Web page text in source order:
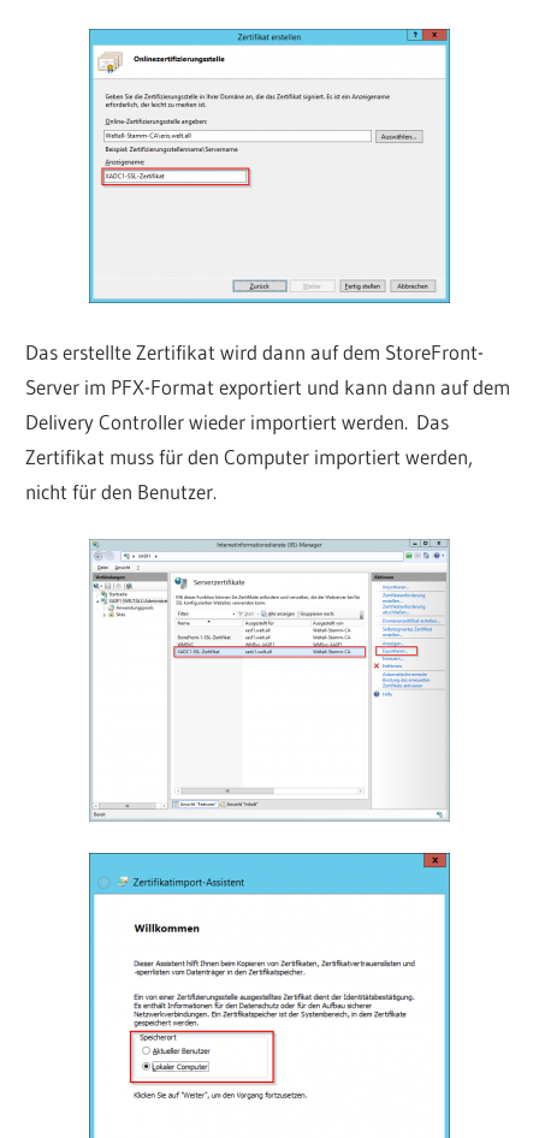
Das erstellte Zertifikat wird dann auf dem StoreFront-
Server im PFX-Format exportiert und kann dann auf dem
Delivery Controller wieder importiert werden. Das
Zertifikat muss für den Computer importiert werden,
nicht für den Benutzer.